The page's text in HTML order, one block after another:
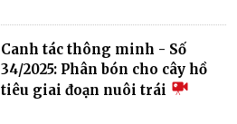
Canh tác thông minh - Số
34/2025: Phân bón cho cây hồ
tiêu giai đoạn nuôi trái